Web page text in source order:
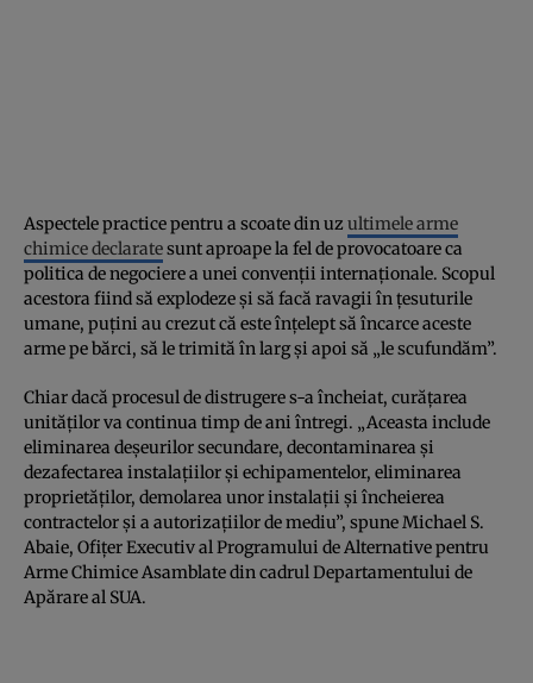
Aspectele practice pentru a scoate din uz ultimele arme
chimice declaratesunt aproape la fel de provocatoare ca
politica de negociere a unei convenții internaționale. Scopul
acestora fiind să explodeze și să facă ravagii în țesuturile
umane, puțini au crezut că este înțelept să încarce aceste
arme pe bărci, să le trimită în larg și apoi să „le scufundăm”.
Chiar dacă procesul de distrugere s-a încheiat, curățarea
unităților va continua timp de ani întregi. „Aceasta include
eliminarea deșeurilor secundare, decontaminarea și
dezafectarea instalațiilor și echipamentelor, eliminarea
proprietăților, demolarea unor instalații și încheierea
contractelor și a autorizațiilor de mediu”, spune Michael S.
Abaie, Ofițer Executiv al Programului de Alternative pentru
Arme Chimice Asamblate din cadrul Departamentului de
Apărare al SUA.